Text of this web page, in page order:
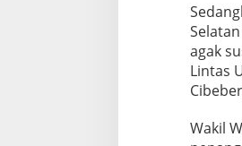
agak
Lintas
Wakil